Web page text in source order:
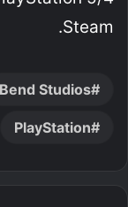
Steam.
Bend Studios
PlayStation